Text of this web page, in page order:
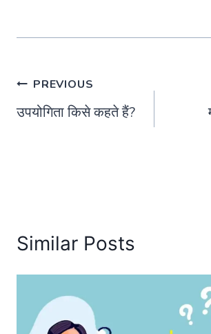
Post
navigation
PREVIOUS
उपयोगिता किसे कहते हैं?
Similar Posts